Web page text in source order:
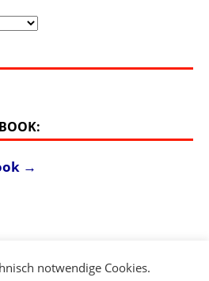
→
notwendige Cookies.